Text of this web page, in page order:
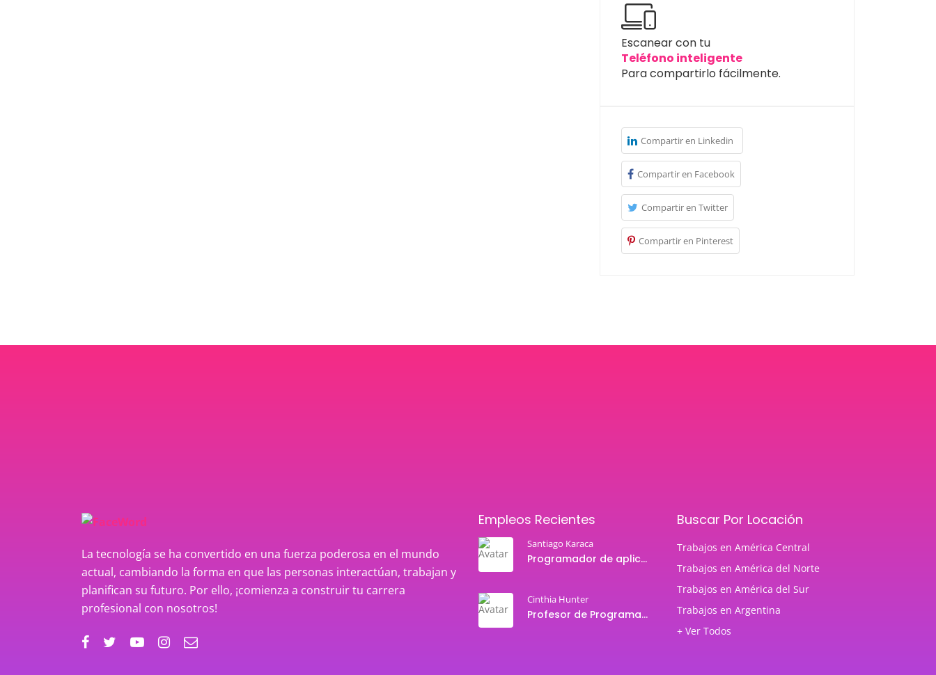
Escanear con tu
Teléfono inteligente
Para compartirlo fácilmente.
Compartir en Linkedin
Compartir en Facebook
Compartir en Twitter
Compartir en Pinterest
La tecnología se ha convertido en una fuerza poderosa en el mundo
actual, cambiando la forma en que las personas interactúan, trabajan y
planifican su futuro. Por ello, ¡comienza a construir tu carrera
profesional con nosotros!
Empleos Recientes
Santiago Karaca
Programador de aplicaciones Android
Cinthia Hunter
Profesor de Programación Java
Buscar Por Locación
Trabajos en América Central
Trabajos en América del Norte
Trabajos en América del Sur
Trabajos en Argentina
+ Ver Todos